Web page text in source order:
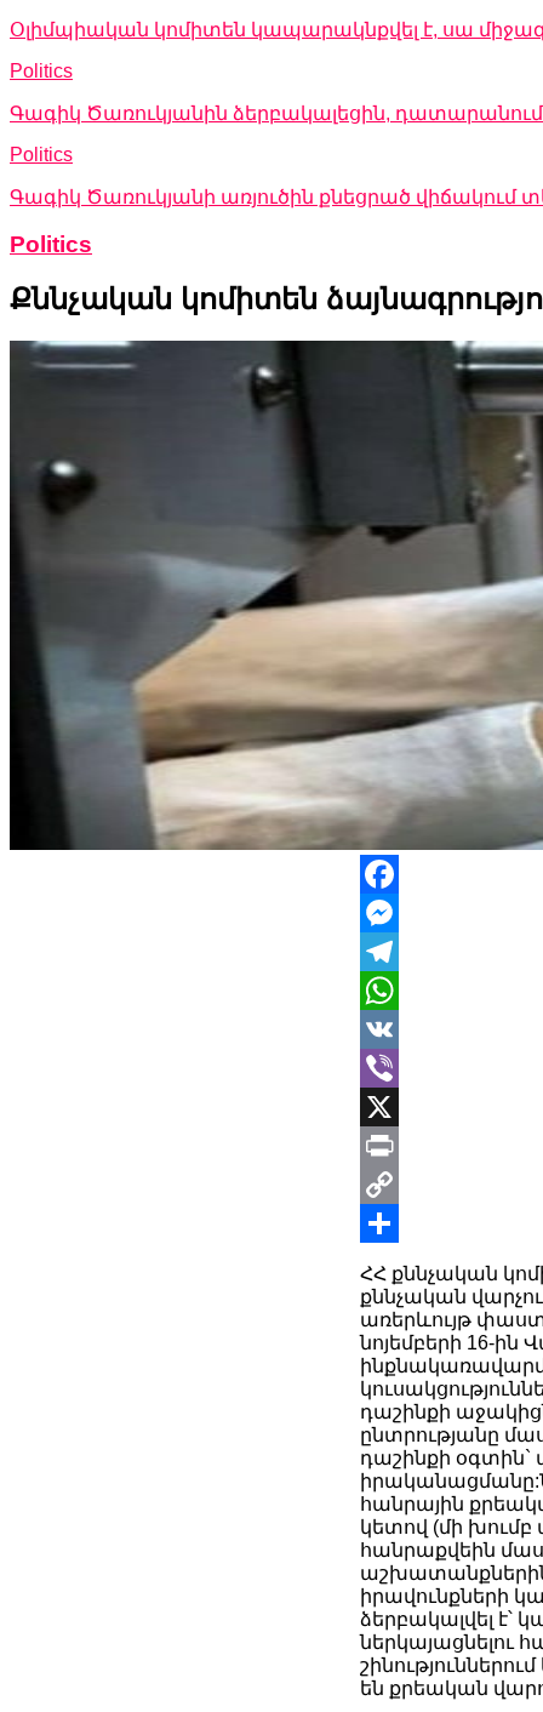
Օլիմպիական կոմիտեն կապարակնքվել է, սա
Politics
Գագիկ Ծառուկյանին ձերբակալեցին, դատարանում
Politics
Գագիկ Ծառուկյանի առյուծին քնեցրած
Politics
Քննչական կոմիտեն
Facebook
Messenger
Telegram
WhatsApp
VK
Viber
X
Print
Copy
Link
Share
ՀՀ քննչական
քննչական
առերևույթ
նոյեմբերի 16-
դաշինքի
ընտրությանը
դաշինքի
հանրային
կետով (մի
հանրաքվեին
իրավունքների
ձերբակալվել
ներկայացնելու
են քրեական